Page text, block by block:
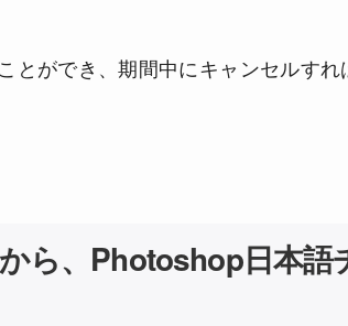
とができ、期間中にキャンセルす
ら、Photoshop日本語